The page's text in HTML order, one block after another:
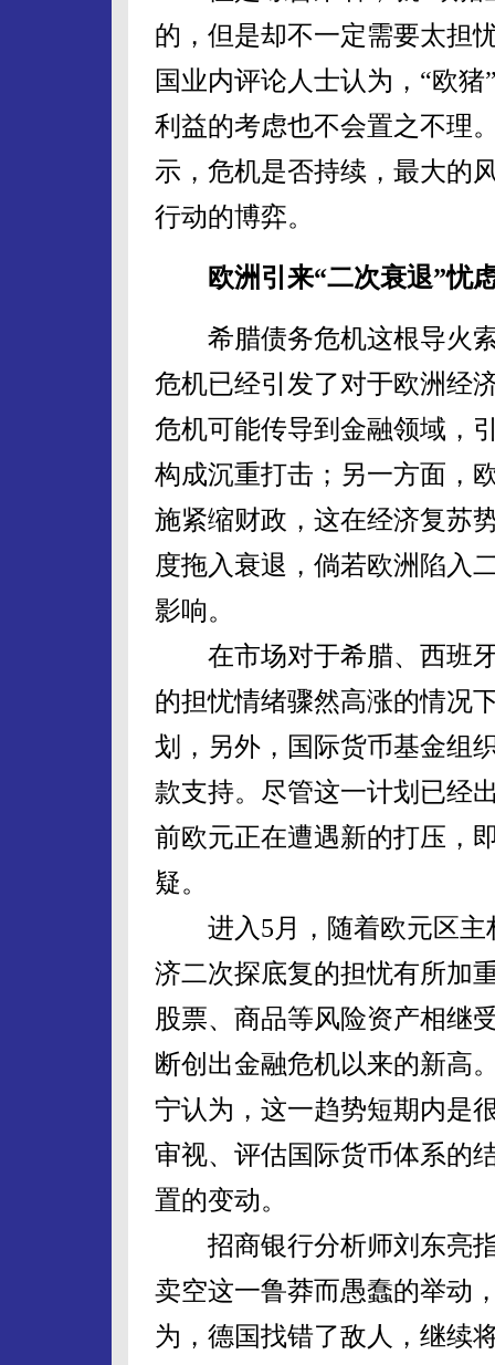
的，但是却不一定需要太担
国业内评论人士认为，“欧
利益的考虑也不会置之不理
示，危机是否持续，最大的
行动的博弈。
欧洲引来“二次衰退”忧
希腊债务危机这根导火索
危机已经引发了对于欧洲经
危机可能传导到金融领域，
构成沉重打击；另一方面，
施紧缩财政，这在经济复苏
度拖入衰退，倘若欧洲陷入
影响。
在市场对于希腊、西班牙
的担忧情绪骤然高涨的情况
划，另外，国际货币基金组
款支持。尽管这一计划已经
前欧元正在遭遇新的打压，
疑。
进入5月，随着欧元区主
济二次探底复的担忧有所加
股票、商品等风险资产相继
断创出金融危机以来的新高
宁认为，这一趋势短期内是
审视、评估国际货币体系的
置的变动。
招商银行分析师刘东亮指
卖空这一鲁莽而愚蠢的举动
为，德国找错了敌人，继续